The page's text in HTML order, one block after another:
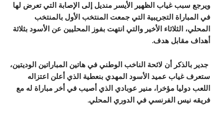
غياب الظهير الأيسر منديل إلى الإصابة التي تعرض لها
التجريبية التي جمعت المنتخب الأول بالمنتخب
الأخير والتي انتهت بفوز المحليين عن الأسود بثلاثة
هدف.
أن لائحة الناخب الوطني في هاتين المباراتين الوديتين،
عميد الأسود المهدي بنعطية الذي أعلن اعتزاله
مؤخرا، منير عوبادي الذي أصيب في أخر مباراة له مع
الفرنسي في الدوري المحلي.